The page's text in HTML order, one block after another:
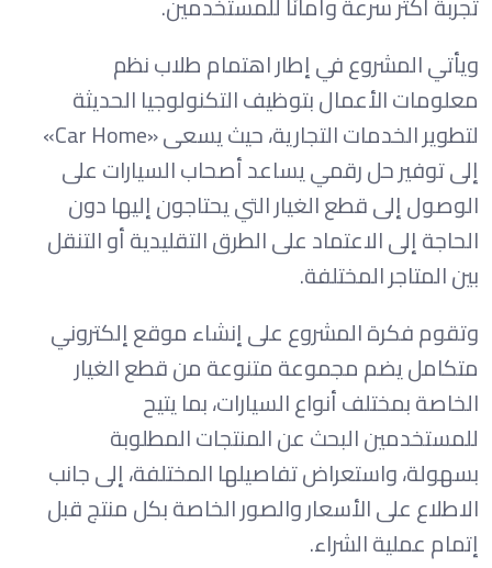
ويأتي المشروع في إطار اهتمام طلاب نظم
معلومات الأعمال بتوظيف التكنولوجيا الحديثة
لتطوير الخدمات التجارية، حيث يسعى «Car Home»
إلى توفير حل رقمي يساعد أصحاب السيارات على
الوصول إلى قطع الغيار التي يحتاجون إليها دون
الحاجة إلى الاعتماد على الطرق التقليدية أو التنقل
بين المتاجر المختلفة.
وتقوم فكرة المشروع على إنشاء موقع إلكتروني
متكامل يضم مجموعة متنوعة من قطع الغيار
الخاصة بمختلف أنواع السيارات، بما يتيح
للمستخدمين البحث عن المنتجات المطلوبة
بسهولة، واستعراض تفاصيلها المختلفة، إلى جانب
الاطلاع على الأسعار والصور الخاصة بكل منتج قبل
إتمام عملية الشراء.